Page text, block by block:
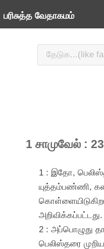
பரிசுத்த வேதாகமம்
1 சாமுவேல் : 23
1 : இதோ,
யுத்தம்பண்ணி,
அறிவிக்கப்பட்டது.
2 : அப்பொழுது
பெலிஸ்தரை